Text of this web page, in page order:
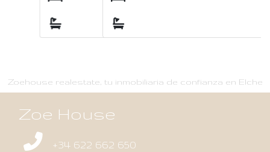
Zoehouse realestate, tu inmobiliaria de confianza en Elche
Zoe House
+34 622 662 650